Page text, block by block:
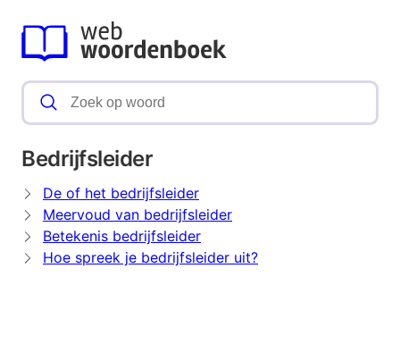
Bedrijfsleider
De of het bedrijfsleider
Meervoud van bedrijfsleider
Betekenis bedrijfsleider
Hoe spreek je bedrijfsleider uit?